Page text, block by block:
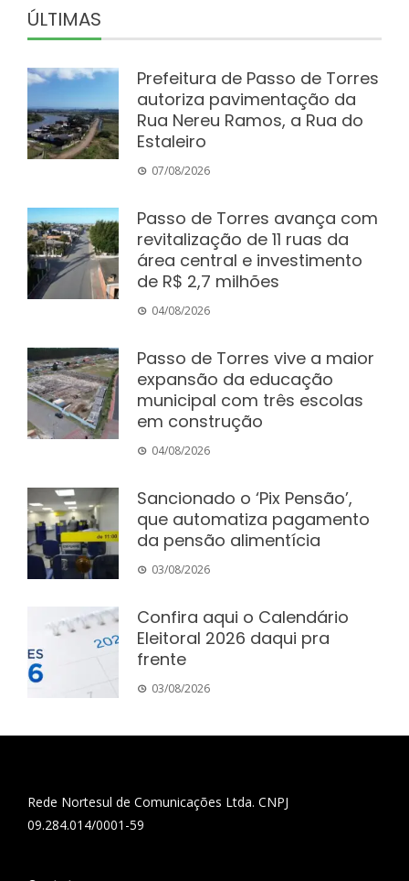
ÚLTIMAS
Prefeitura de Passo de Torres
autoriza pavimentação da
Rua Nereu Ramos, a Rua do
Estaleiro
07/08/2026
Passo de Torres avança com
revitalização de 11 ruas da
área central e investimento
de R$ 2,7 milhões
04/08/2026
Passo de Torres vive a maior
expansão da educação
municipal com três escolas
em construção
04/08/2026
Sancionado o ‘Pix Pensão’,
que automatiza pagamento
da pensão alimentícia
03/08/2026
Confira aqui o Calendário
Eleitoral 2026 daqui pra
frente
03/08/2026
Rede Nortesul de Comunicações Ltda. CNPJ
09.284.014/0001-59